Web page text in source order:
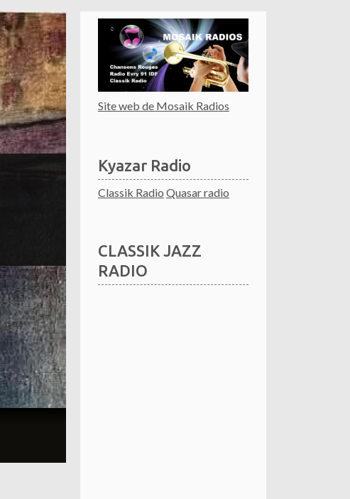
Site web de Mosaik Radios
Kyazar Radio
Classik Radio Quasar radio
CLASSIK JAZZ
RADIO